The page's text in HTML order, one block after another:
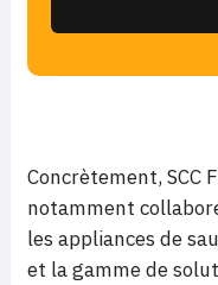
Concrètement, SCC
notamment
les appliances de
et la gamme de